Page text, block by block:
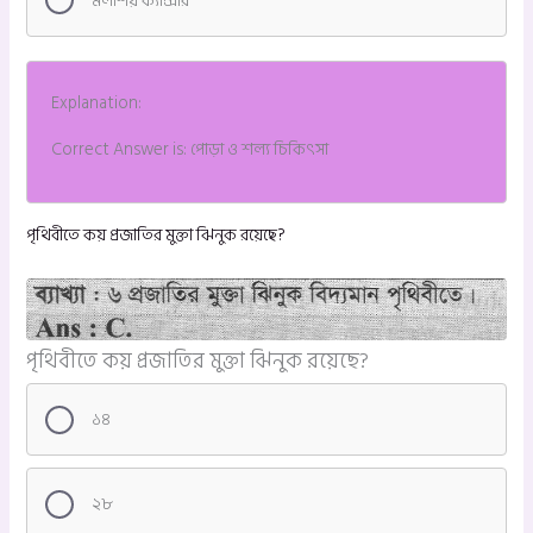
Explanation:
Correct Answer is: পোড়া ও শল্য চিকিৎসা
পৃথিবীতে কয় প্রজাতির মুক্তা ঝিনুক রয়েছে?
পৃথিবীতে কয় প্রজাতির মুক্তা ঝিনুক রয়েছে?
১৪
২৮